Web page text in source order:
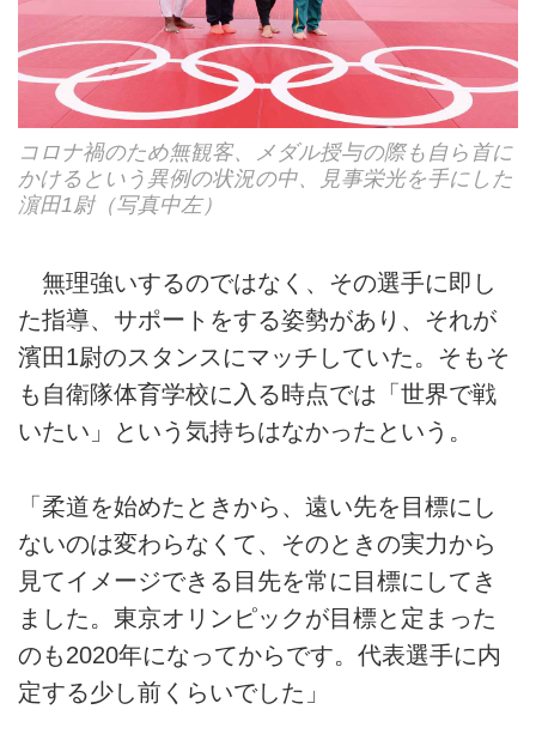
コロナ禍のため無観客、メダル授与の際も自ら首に
かけるという異例の状況の中、見事栄光を手にした
濵田1尉（写真中左）
無理強いするのではなく、その選手に即し
た指導、サポートをする姿勢があり、それが
濱田1尉のスタンスにマッチしていた。そもそ
も自衛隊体育学校に入る時点では「世界で戦
いたい」という気持ちはなかったという。
「柔道を始めたときから、遠い先を目標にし
ないのは変わらなくて、そのときの実力から
見てイメージできる目先を常に目標にしてき
ました。東京オリンピックが目標と定まった
のも2020年になってからです。代表選手に内
定する少し前くらいでした」